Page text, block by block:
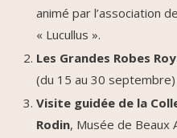
animé par l’association
« Lucullus ».
Les Grandes Robes
(du 15 au 30 septembre)
Visite guidée de la
Rodin, Musée de Beaux